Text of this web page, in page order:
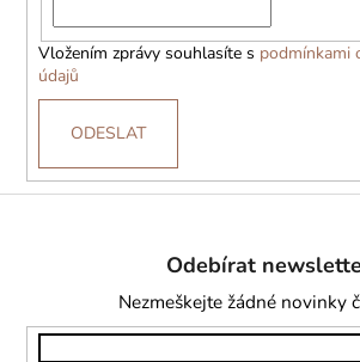
Vložením zprávy souhlasíte s podmínkami
údajů
ODESLAT
Odebírat
Nezmeškejte žádné novinky